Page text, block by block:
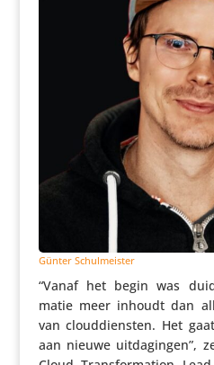
Günter Schul­meister
“Vanaf het begin was
matie meer inhoudt dan
van cloud­dien­sten. Het
aan nieuwe uitda­gingen”,